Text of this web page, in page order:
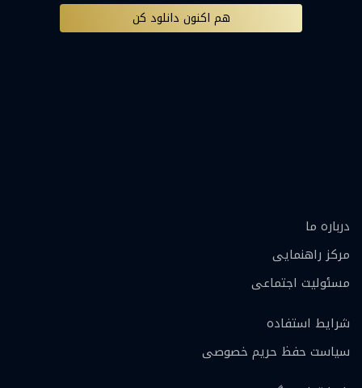
هم اکنون دانلود کن
درباره ما
مرکز راهنمایی
مسئولیت اجتماعی
شرایط استفاده
سیاست حفظ حریم خصوصی